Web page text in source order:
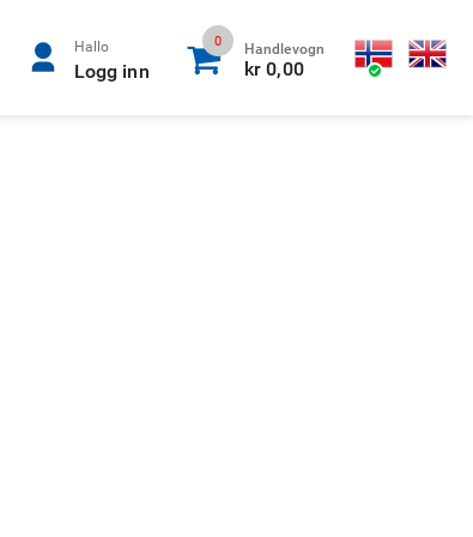
Hallo
Logg inn
0 Handlevogn
kr 0,00